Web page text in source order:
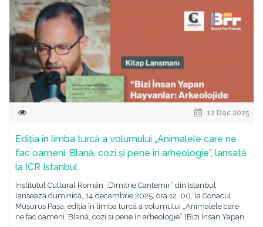
12 Dec 2025
Ediția în limba turcă a volumului „Animalele care ne
fac oameni. Blană, cozi și pene în arheologie”, lansată
la ICR Istanbul
Institutul Cultural Român „Dimitrie Cantemir” din Istanbul
lansează duminică, 14 decembrie 2025, ora 12. 00, la Conacul
Mușurus Pașa, ediția în limba turcă a volumului „Animalele care
ne fac oameni. Blană, cozi și pene în arheologie” (Bizi İnsan Yapan